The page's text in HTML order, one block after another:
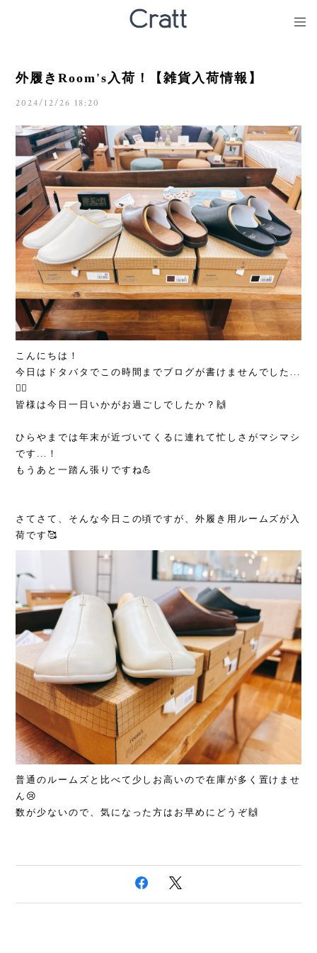
外履きRoom's入荷！【雑貨入荷情報】
2024/12/26 18:20
こんにちは！
今日はドタバタでこの時間までブログが書けませんでした...
😮‍💨
皆様は今日一日いかがお過ごしでしたか？🙌
ひらやまでは年末が近づいてくるに連れて忙しさがマシマシ
です...！
もうあと一踏ん張りですね💪
さてさて、そんな今日この頃ですが、外履き用ルームズが入
荷です🥰
普通のルームズと比べて少しお高いので在庫が多く置けませ
ん😢
数が少ないので、気になった方はお早めにどうぞ🙌